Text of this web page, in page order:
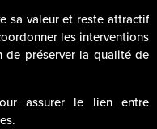
sa valeur et reste attractif
les interventions
de préserver la qualité de
assurer le lien entre